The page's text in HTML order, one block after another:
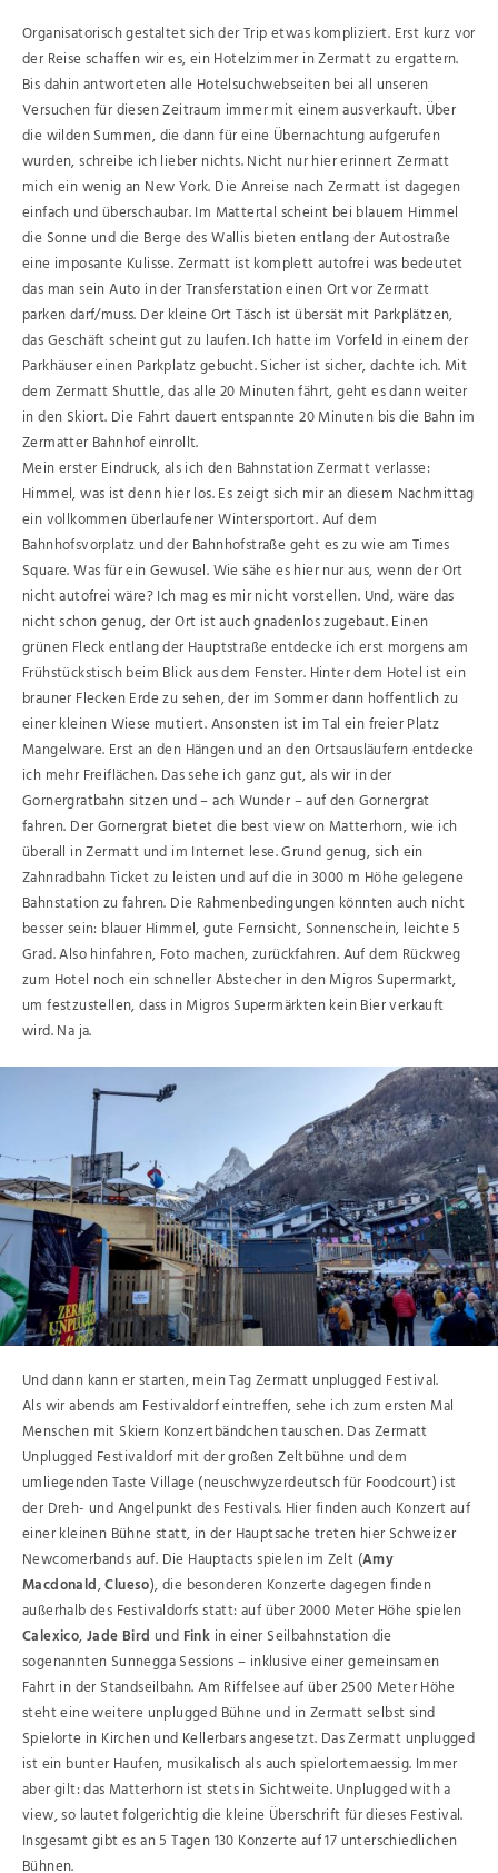
Organisatorisch gestaltet sich der Trip etwas kompliziert. Erst kurz vor
der Reise schaffen wir es, ein Hotelzimmer in Zermatt zu ergattern.
Bis dahin antworteten alle Hotelsuchwebseiten bei all unseren
Versuchen für diesen Zeitraum immer mit einem ausverkauft. Über
die wilden Summen, die dann für eine Übernachtung aufgerufen
wurden, schreibe ich lieber nichts. Nicht nur hier erinnert Zermatt
mich ein wenig an New York. Die Anreise nach Zermatt ist dagegen
einfach und überschaubar. Im Mattertal scheint bei blauem Himmel
die Sonne und die Berge des Wallis bieten entlang der Autostraße
eine imposante Kulisse. Zermatt ist komplett autofrei was bedeutet
das man sein Auto in der Transferstation einen Ort vor Zermatt
parken darf/muss. Der kleine Ort Täsch ist übersät mit Parkplätzen,
das Geschäft scheint gut zu laufen. Ich hatte im Vorfeld in einem der
Parkhäuser einen Parkplatz gebucht. Sicher ist sicher, dachte ich. Mit
dem Zermatt Shuttle, das alle 20 Minuten fährt, geht es dann weiter
in den Skiort. Die Fahrt dauert entspannte 20 Minuten bis die Bahn im
Zermatter Bahnhof einrollt.
Mein erster Eindruck, als ich den Bahnstation Zermatt verlasse:
Himmel, was ist denn hier los. Es zeigt sich mir an diesem Nachmittag
ein vollkommen überlaufener Wintersportort. Auf dem
Bahnhofsvorplatz und der Bahnhofstraße geht es zu wie am Times
Square. Was für ein Gewusel. Wie sähe es hier nur aus, wenn der Ort
nicht autofrei wäre? Ich mag es mir nicht vorstellen. Und, wäre das
nicht schon genug, der Ort ist auch gnadenlos zugebaut. Einen
grünen Fleck entlang der Hauptstraße entdecke ich erst morgens am
Frühstückstisch beim Blick aus dem Fenster. Hinter dem Hotel ist ein
brauner Flecken Erde zu sehen, der im Sommer dann hoffentlich zu
einer kleinen Wiese mutiert. Ansonsten ist im Tal ein freier Platz
Mangelware. Erst an den Hängen und an den Ortsausläufern entdecke
ich mehr Freiflächen. Das sehe ich ganz gut, als wir in der
Gornergratbahn sitzen und – ach Wunder – auf den Gornergrat
fahren. Der Gornergrat bietet die best view on Matterhorn, wie ich
überall in Zermatt und im Internet lese. Grund genug, sich ein
Zahnradbahn Ticket zu leisten und auf die in 3000 m Höhe gelegene
Bahnstation zu fahren. Die Rahmenbedingungen könnten auch nicht
besser sein: blauer Himmel, gute Fernsicht, Sonnenschein, leichte 5
Grad. Also hinfahren, Foto machen, zurückfahren. Auf dem Rückweg
zum Hotel noch ein schneller Abstecher in den Migros Supermarkt,
um festzustellen, dass in Migros Supermärkten kein Bier verkauft
wird. Na ja.
Und dann kann er starten, mein Tag Zermatt unplugged Festival.
Als wir abends am Festivaldorf eintreffen, sehe ich zum ersten Mal
Menschen mit Skiern Konzertbändchen tauschen. Das Zermatt
Unplugged Festivaldorf mit der großen Zeltbühne und dem
umliegenden Taste Village (neuschwyzerdeutsch für Foodcourt) ist
der Dreh- und Angelpunkt des Festivals. Hier finden auch Konzert auf
einer kleinen Bühne statt, in der Hauptsache treten hier Schweizer
Newcomerbands auf. Die Hauptacts spielen im Zelt (Amy
Macdonald,Clueso), die besonderen Konzerte dagegen finden
außerhalb des Festivaldorfs statt: auf über 2000 Meter Höhe spielen
Calexico,Jade Bird und Fink in einer Seilbahnstation die
sogenannten Sunnegga Sessions – inklusive einer gemeinsamen
Fahrt in der Standseilbahn. Am Riffelsee auf über 2500 Meter Höhe
steht eine weitere unplugged Bühne und in Zermatt selbst sind
Spielorte in Kirchen und Kellerbars angesetzt. Das Zermatt unplugged
ist ein bunter Haufen, musikalisch als auch spielortemaessig. Immer
aber gilt: das Matterhorn ist stets in Sichtweite. Unplugged with a
view, so lautet folgerichtig die kleine Überschrift für dieses Festival.
Insgesamt gibt es an 5 Tagen 130 Konzerte auf 17 unterschiedlichen
Bühnen.